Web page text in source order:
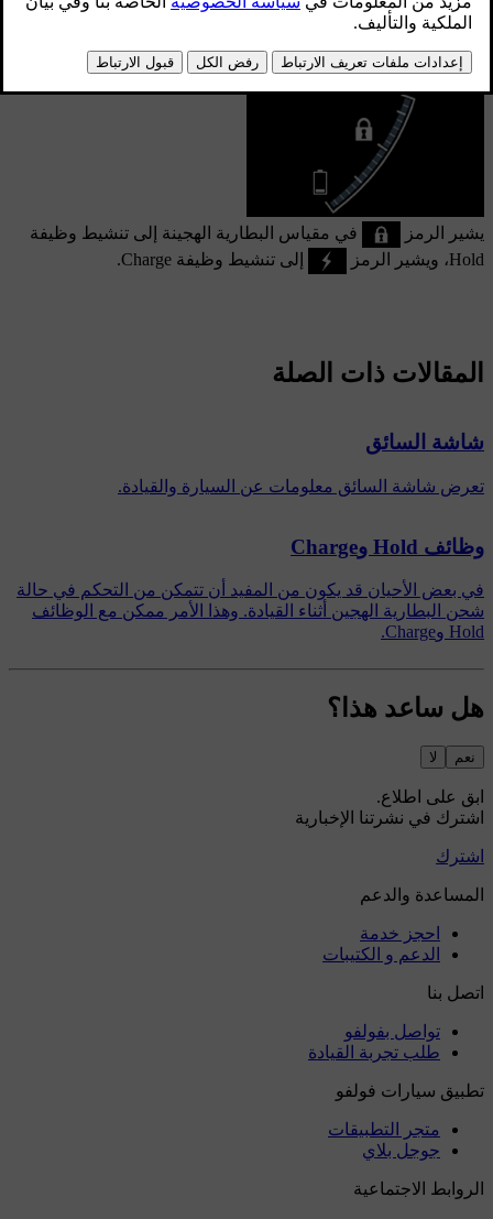
الرموز في مقياس البطارية الهجينة
يشير الرمز
في مقياس البطارية الهجينة إلى تنشيط وظيفة
Hold، ويشير الرمز إلى تنشيط وظيفة Charge
.
المقالات ذات الصلة
شاشة السائق
تعرض شاشة السائق معلومات عن السيارة والقيادة.
وظائف Hold وCharge
في بعض الأحيان قد يكون من المفيد أن تتمكن من التحكم في حالة
شحن البطارية الهجين أثناء القيادة. وهذا الأمر ممكن مع الوظائف
Hold وCharge.
هل ساعد هذا؟
نعم لا